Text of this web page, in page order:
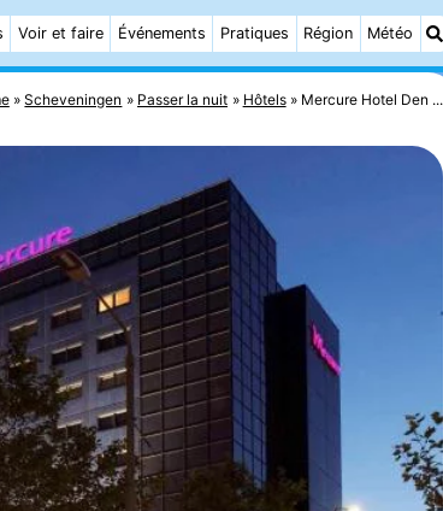
Voir et faire Événements Pratiques Région Météo
Scheveningen Passer la nuit Hôtels Mercure Hotel Den ...